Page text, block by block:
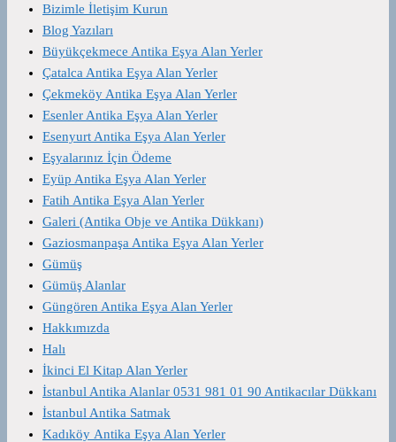
Bizimle İletişim Kurun
Blog Yazıları
Büyükçekmece Antika Eşya Alan Yerler
Çatalca Antika Eşya Alan Yerler
Çekmeköy Antika Eşya Alan Yerler
Esenler Antika Eşya Alan Yerler
Esenyurt Antika Eşya Alan Yerler
Eşyalarınız İçin Ödeme
Eyüp Antika Eşya Alan Yerler
Fatih Antika Eşya Alan Yerler
Galeri (Antika Obje ve Antika Dükkanı)
Gaziosmanpaşa Antika Eşya Alan Yerler
Gümüş
Gümüş Alanlar
Güngören Antika Eşya Alan Yerler
Hakkımızda
Halı
İkinci El Kitap Alan Yerler
İstanbul Antika Alanlar 0531 981 01 90 Antikacılar Dükkanı
İstanbul Antika Satmak
Kadıköy Antika Eşya Alan Yerler